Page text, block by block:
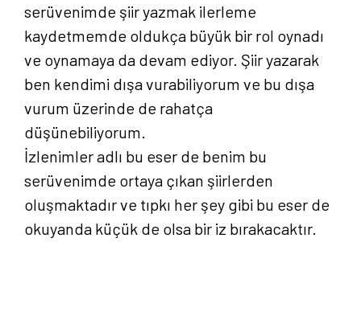
serüvenimde şiir yazmak ilerleme
kaydetmemde oldukça büyük bir rol oynadı
ve oynamaya da devam ediyor. Şiir yazarak
ben kendimi dışa vurabiliyorum ve bu dışa
vurum üzerinde de rahatça
düşünebiliyorum.
İzlenimler adlı bu eser de benim bu
serüvenimde ortaya çıkan şiirlerden
oluşmaktadır ve tıpkı her şey gibi bu eser de
okuyanda küçük de olsa bir iz bırakacaktır.